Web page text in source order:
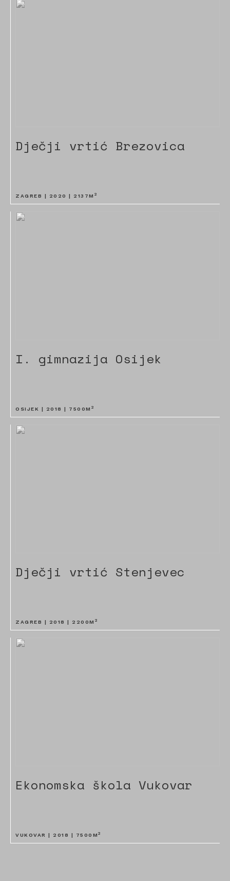
Dječji vrtić Brezovica
ZAGREB | 2020 2137M 2
I. gimnazija Osijek
OSIJEK | 2018 7500M 2
Dječji vrtić Stenjevec
ZAGREB | 2018 2200M 2
Ekonomska škola Vukovar
VUKOVAR | 2018 7500 M 2